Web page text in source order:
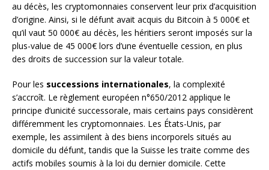
au décès, les cryptomonnaies conservent leur prix d’acquisition
d’origine. Ainsi, si le défunt avait acquis du Bitcoin à 5 000€ et
qu’il vaut 50 000€ au décès, les héritiers seront imposés sur la
plus-value de 45 000€ lors d’une éventuelle cession, en plus
des droits de succession sur la valeur totale.
Pour les successions internationales, la complexité
s’accroît. Le règlement européen n°650/2012 applique le
principe d’unicité successorale, mais certains pays considèrent
différemment les cryptomonnaies. Les États-Unis, par
exemple, les assimilent à des biens incorporels situés au
domicile du défunt, tandis que la Suisse les traite comme des
actifs mobiles soumis à la loi du dernier domicile. Cette